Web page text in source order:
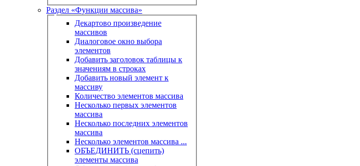
Раздел «Функции массива»
Декартово произведение
массивов
Диалоговое окно выбора
элементов
Добавить заголовок таблицы к
значениям в строках
Добавить новый элемент к
массиву
Количество элементов массива
Несколько первых элементов
массива
Несколько последних элементов
массива
Несколько элементов массива ...
ОБЪЕДИНИТЬ (сцепить)
элементы массива